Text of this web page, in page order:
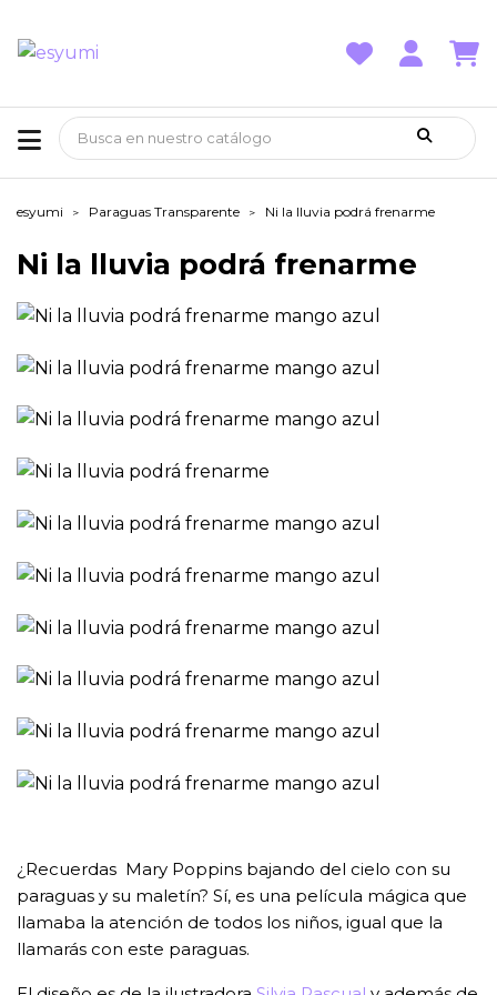
esyumi Paraguas Transparente Ni la lluvia podrá frenarme
Ni la lluvia podrá frenarme
¿Recuerdas Mary Poppins bajando del cielo con su
paraguas y su maletín? Sí, es una película mágica que
llamaba la atención de todos los niños, igual que la
llamarás con este paraguas.